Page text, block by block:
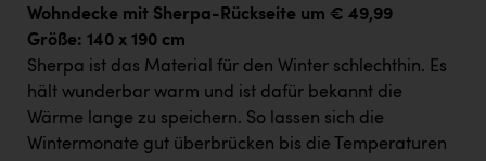
Seher + Partner
TCL
TGW Logistics
Wohndecke mit Sherpa-Rückseite um € 49,99
Größe: 140 x 190 cm
Sherpa ist das Material für den Winter schlechthin. Es
hält wunderbar warm und ist dafür bekannt die
Wärme lange zu speichern. So lassen sich die
Wintermonate gut überbrücken bis die Temperaturen